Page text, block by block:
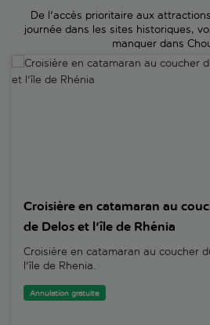
De l'accès prioritaire aux
journée dans les sites historiques,
manquer dans
Croisière en catamaran au coucher
Croisière en catamaran au
de Delos et l'île de Rhénia
Croisière en catamaran au coucher
l'île de Rhenia.
Annulation gratuite